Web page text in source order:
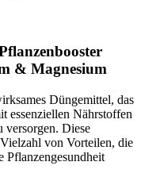
& Magnesium
Düngemittel, das
essenziellen Nährstoffen
Diese
von Vorteilen, die
Pflanzengesundheit